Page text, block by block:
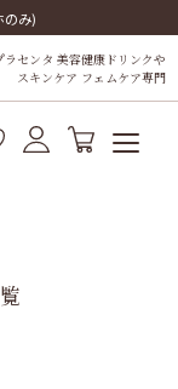
のみ)
ラセンタ 美容健康ドリンクや
スキンケア フェムケア専門